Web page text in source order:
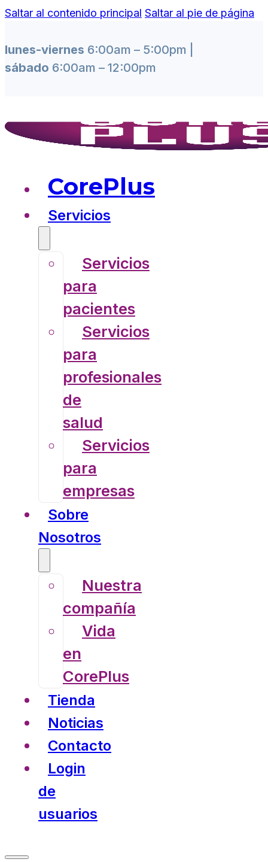
Saltar al contenido principal Saltar al pie de página
lunes-viernes 6:00am – 5:00pm |
sábado 6:00am – 12:00pm
CorePlus
Servicios
Servicios
para
pacientes
Servicios
para
profesionales
de
salud
Servicios
para
empresas
Sobre
Nosotros
Nuestra
compañía
Vida
en
CorePlus
Tienda
Noticias
Contacto
Login
de
usuarios